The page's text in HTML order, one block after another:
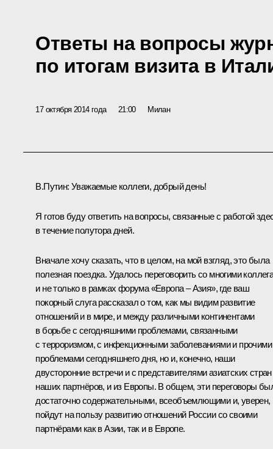
Ответы на вопросы
по итогам визита в
17 октября 2014 года 21:00 Милан
В.Путин: Уважаемые коллеги, добрый день!
Я готов буду ответить на вопросы, связанные с работой
в течение полутора дней.
Вначале хочу сказать, что в целом, на мой взгляд, это была
полезная поездка. Удалось переговорить со многими
и не только в рамках форума «Европа – Азия», где ваш
покорный слуга рассказал о том, как мы видим развитие
отношений и в мире, и между различными континентами
в борьбе с сегодняшними проблемами, связанными
с терроризмом, с инфекционными заболеваниями и прочими
проблемами сегодняшнего дня, но и, конечно, наши
двусторонние встречи и с представителями азиатских
наших партнёров, и из Европы. В общем, эти переговоры
достаточно содержательными, всеобъемлющими и, уверен,
пойдут на пользу развитию отношений России со своими
партнёрами как в Азии, так и в Европе.